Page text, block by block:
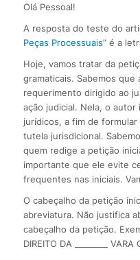
Olá Pessoal!
A resposta do teste do
Peças Processuais” é a
Hoje, vamos tratar da
gramaticais. Sabemos que
requerimento dirigido ao
ação judicial. Nela, o
jurídicos, a fim de
tutela jurisdicional.
quem redige a petição
importante que ele evite
frequentes nas iniciais.
O cabeçalho da petição
abreviatura. Não justifica
cabeçalho da petição.
DIREITO DA ________